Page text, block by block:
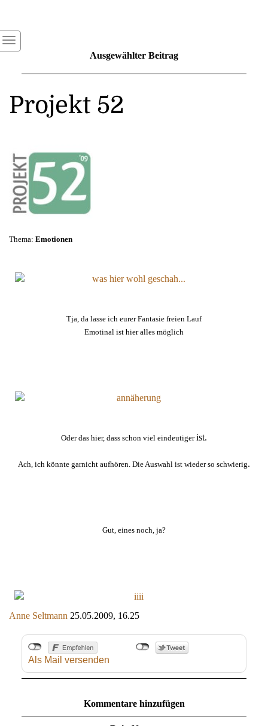
Ausgewählter Beitrag
Projekt 52
Thema: Emotionen
Tja, da lasse ich eurer Fantasie freien Lauf
Emotinal ist hier alles möglich
Oder das hier, dass schon viel eindeutigerist.
Ach, ich könnte garnicht aufhören. Die Auswahl ist wieder so schwierig.
Gut, eines noch, ja?
Anne Seltmann 25.05.2009, 16.25
Als Mail versenden
Kommentare hinzufügen